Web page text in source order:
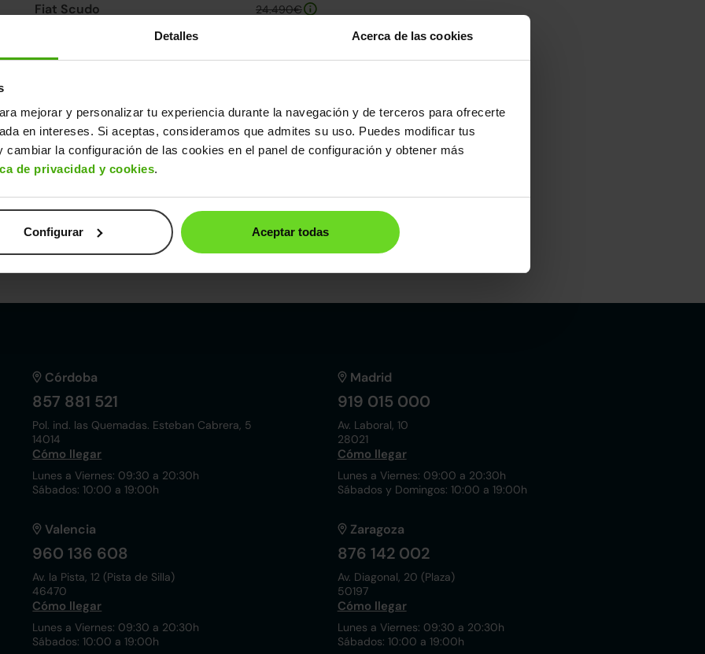
Detalles Acerca de las cookies
mejorar y personalizar tu experiencia durante la navegación y de terceros para ofrecerte
en intereses. Si aceptas, consideramos que admites su uso. Puedes modificar tus
cambiar la configuración de las cookies en el panel de configuración y obtener más
de privacidad y cookies.
Configurar Aceptar todas
Fiat Scudo
2024 | 45.459km | 120CV | Manual
24.490€
Diésel Desde314€/mes
el coche que quieres, ¡te lo buscamos!
Córdoba
857 881 521
Pol. ind. las Quemadas. Esteban Cabrera, 5
14014
Cómo llegar
Lunes a Viernes: 09:30 a 20:30h
Sábados: 10:00 a 19:00h
Madrid
919 015 000
Av. Laboral, 10
28021
Cómo llegar
Lunes a Viernes: 09:00 a 20:30h
Sábados y Domingos: 10:00 a 19:00h
Valencia
960 136 608
Av. la Pista, 12 (Pista de Silla)
46470
Cómo llegar
Lunes a Viernes: 09:30 a 20:30h
Sábados: 10:00 a 19:00h
Zaragoza
876 142 002
Av. Diagonal, 20 (Plaza)
50197
Cómo llegar
Lunes a Viernes: 09:30 a 20:30h
Sábados: 10:00 a 19:00h